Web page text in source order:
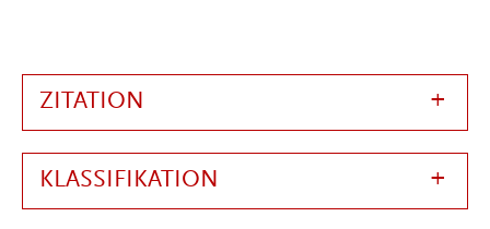
ZITATION
KLASSIFIKATION